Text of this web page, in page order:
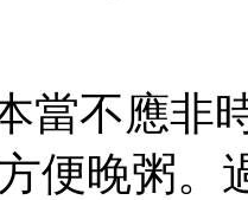
當不應非
便晚粥。